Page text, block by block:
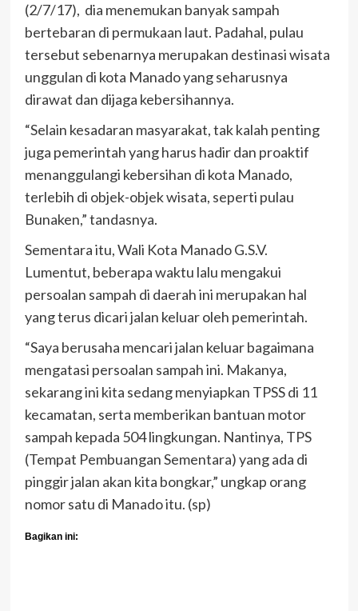
(2/7/17), dia menemukan banyak sampah
bertebaran di permukaan laut. Padahal, pulau
tersebut sebenarnya merupakan destinasi wisata
unggulan di kota Manado yang seharusnya
dirawat dan dijaga kebersihannya.
“Selain kesadaran masyarakat, tak kalah penting
juga pemerintah yang harus hadir dan proaktif
menanggulangi kebersihan di kota Manado,
terlebih di objek-objek wisata, seperti pulau
Bunaken,” tandasnya.
Sementara itu, Wali Kota Manado G.S.V.
Lumentut, beberapa waktu lalu mengakui
persoalan sampah di daerah ini merupakan hal
yang terus dicari jalan keluar oleh pemerintah.
“Saya berusaha mencari jalan keluar bagaimana
mengatasi persoalan sampah ini. Makanya,
sekarang ini kita sedang menyiapkan TPSS di 11
kecamatan, serta memberikan bantuan motor
sampah kepada 504 lingkungan. Nantinya, TPS
(Tempat Pembuangan Sementara) yang ada di
pinggir jalan akan kita bongkar,” ungkap orang
nomor satu di Manado itu. (sp)
Bagikan ini: